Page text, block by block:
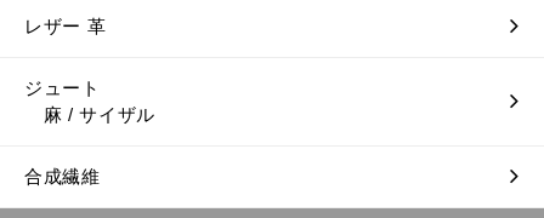
レザー 革
ジュート
麻 / サイザル
合成繊維